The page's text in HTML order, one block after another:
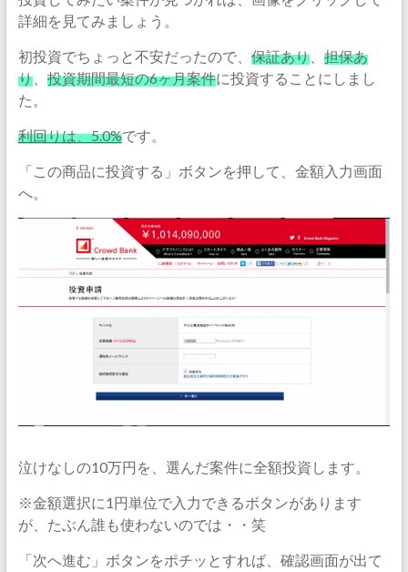
詳細を見てみましょう。
初投資でちょっと不安だったので、 保証あり、 担保あ
り、 投資期間最短の6ヶ月案件に投資することにしまし
た。
利回りは、5.0%です。
「この商品に投資する」ボタンを押して、金額入力画面
へ。
泣けなしの10万円を、選んだ案件に全額投資します。
※金額選択に1円単位で入力できるボタンがあります
が、たぶん誰も使わないのでは・・笑
「次へ進む」ボタンをポチッとすれば、確認画面が出て